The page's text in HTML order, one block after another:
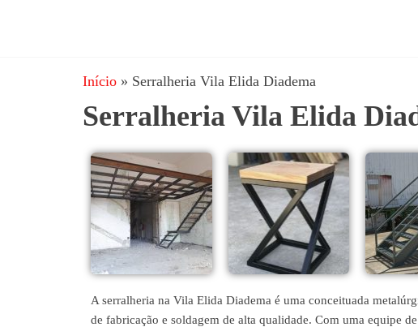
e
Serralheria
coberturas
metálicas,
mezanino
metálico,
metálico,
portões,
grades
entre
outros.
Início » Serralheria Vila Elida Diadema
Serralheria Vila Elida
A serralheria na Vila Elida Diadema é uma conceituada
de fabricação e soldagem de alta qualidade. Com uma equipe